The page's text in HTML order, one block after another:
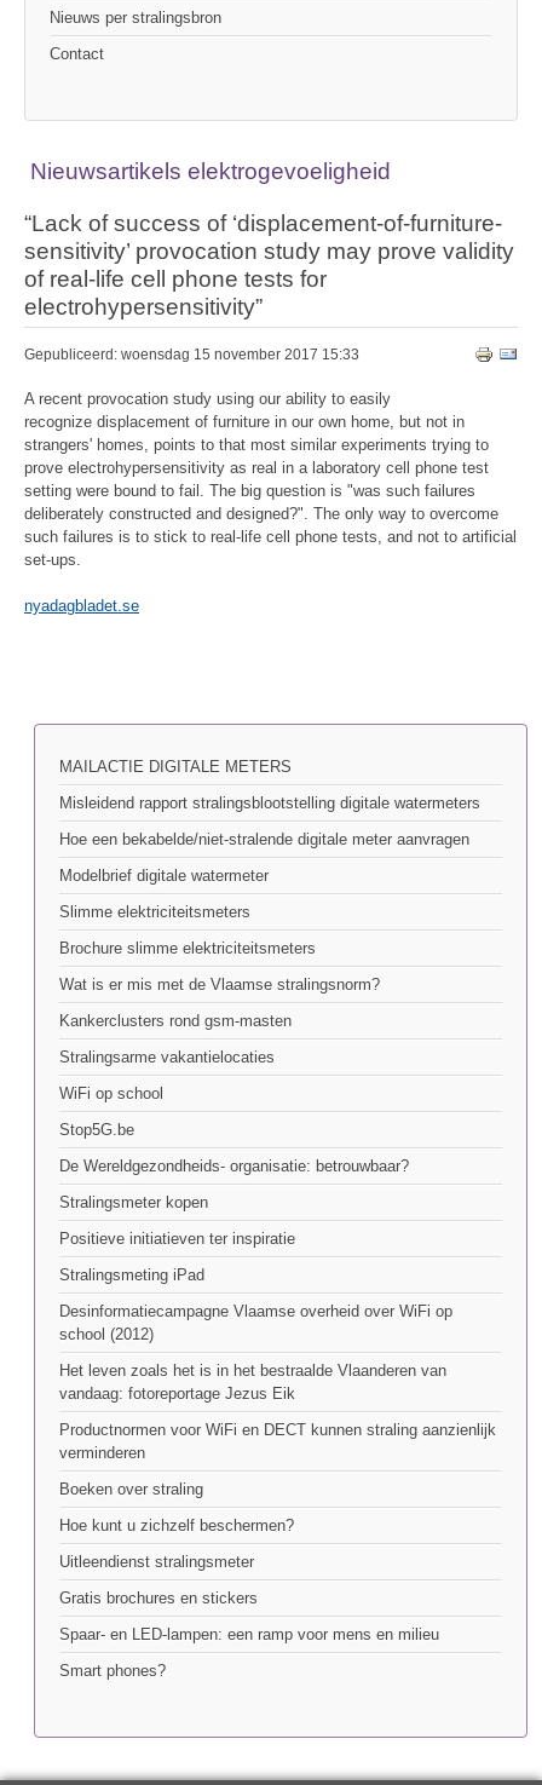
Nieuws per stralingsbron
Contact
Nieuwsartikels elektrogevoeligheid
“Lack of success of ‘displacement-of-furniture-
sensitivity’ provocation study may prove validity
of real-life cell phone tests for
electrohypersensitivity”
Gepubliceerd: woensdag 15 november 2017 15:33
A recent provocation study using our ability to easily
recognize displacement of furniture in our own home, but not in
strangers' homes, points to that most similar experiments trying to
prove electrohypersensitivity as real in a laboratory cell phone test
setting were bound to fail. The big question is "was such failures
deliberately constructed and designed?". The only way to overcome
such failures is to stick to real-life cell phone tests, and not to artificial
set-ups.
nyadagbladet.se
MAILACTIE DIGITALE METERS
Misleidend rapport stralingsblootstelling digitale watermeters
Hoe een bekabelde/niet-stralende digitale meter aanvragen
Modelbrief digitale watermeter
Slimme elektriciteitsmeters
Brochure slimme elektriciteitsmeters
Wat is er mis met de Vlaamse stralingsnorm?
Kankerclusters rond gsm-masten
Stralingsarme vakantielocaties
WiFi op school
Stop5G.be
De Wereldgezondheids- organisatie: betrouwbaar?
Stralingsmeter kopen
Positieve initiatieven ter inspiratie
Stralingsmeting iPad
Desinformatiecampagne Vlaamse overheid over WiFi op
school (2012)
Het leven zoals het is in het bestraalde Vlaanderen van
vandaag: fotoreportage Jezus Eik
Productnormen voor WiFi en DECT kunnen straling aanzienlijk
verminderen
Boeken over straling
Hoe kunt u zichzelf beschermen?
Uitleendienst stralingsmeter
Gratis brochures en stickers
Spaar- en LED-lampen: een ramp voor mens en milieu
Smart phones?